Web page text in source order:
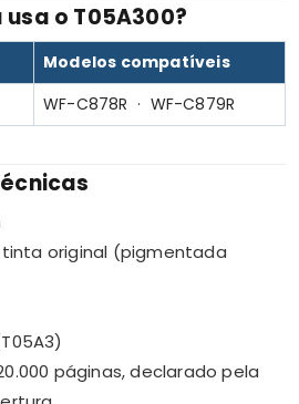
o T05A300?
Modelos compatíveis
WF-C878R · WF-C879R
original (pigmentada
páginas, declarado pela